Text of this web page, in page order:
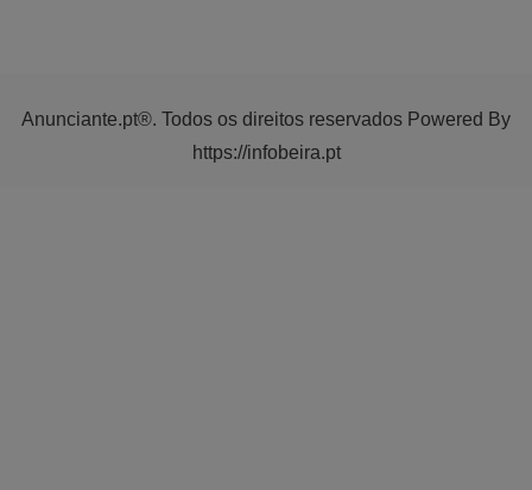
Anunciante.pt®. Todos os direitos reservados Powered By
https://infobeira.pt